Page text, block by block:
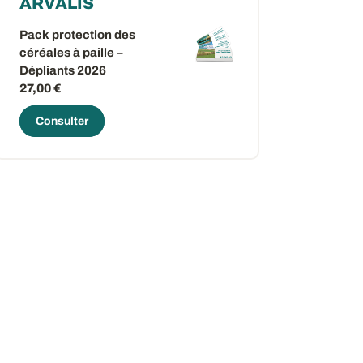
Pack protection des
céréales à paille –
Dépliants 2026
27,00 €
Consulter